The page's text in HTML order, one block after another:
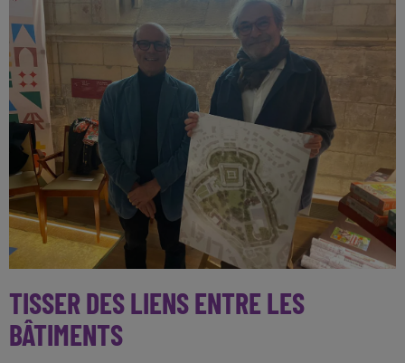
TISSER DES LIENS ENTRE LES
BÂTIMENTS